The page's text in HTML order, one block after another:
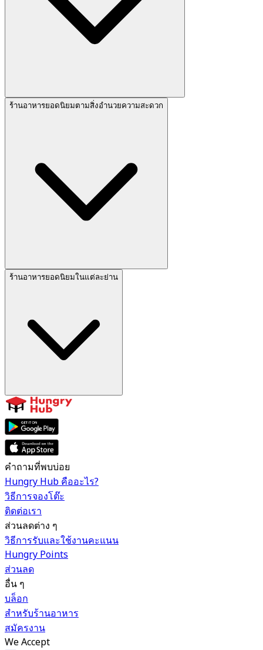
ร้านอาหารยอดนิยมตามสิ่งอำนวยความสะดวก
ร้านอาหารยอดนิยมในแต่ละย่าน
คำถามที่พบบ่อย
Hungry Hub คืออะไร?
วิธีการจองโต๊ะ
ติดต่อเรา
ส่วนลดต่าง ๆ
วิธีการรับและใช้งานคะแนน
Hungry Points
ส่วนลด
อื่น ๆ
บล็อก
สำหรับร้านอาหาร
สมัครงาน
We Accept